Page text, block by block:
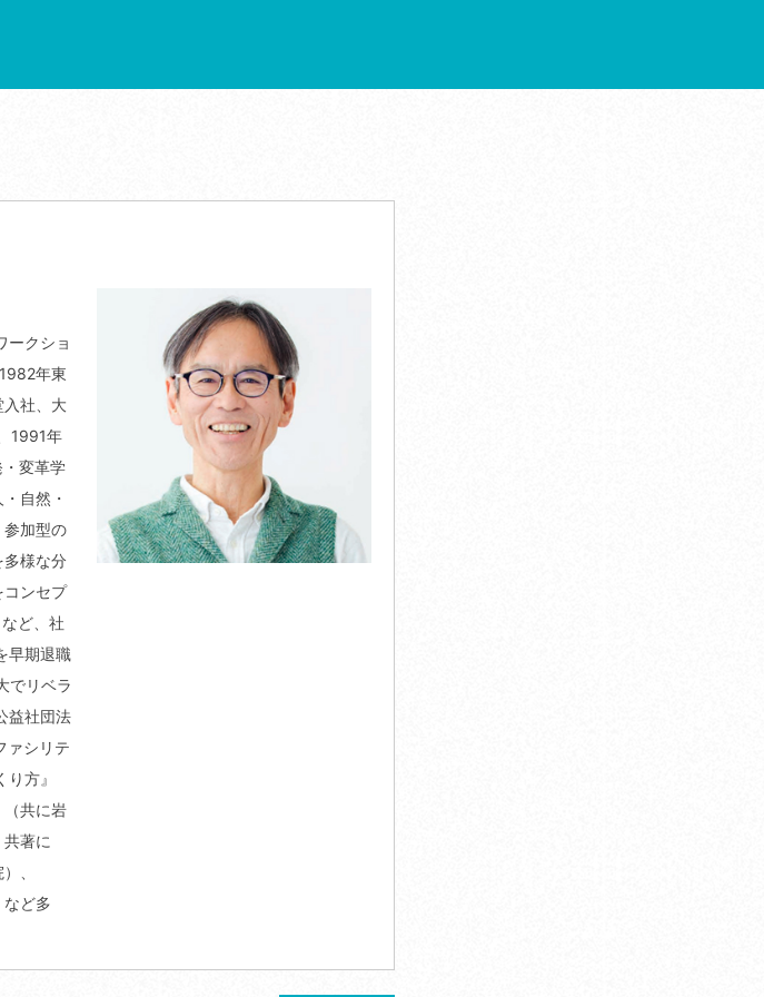
ークショ
年東
入社、大
1991年
変革学
自然・
参加型の
多様な分
コンセプ
ど、社
早期退職
でリベラ
益社団法
ァシリテ
方』
（共に岩
著に
、
など多